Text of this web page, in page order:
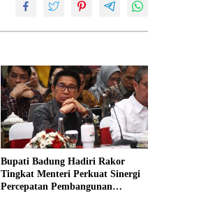
Bupati Badung Hadiri Rakor
Tingkat Menteri Perkuat Sinergi
Percepatan Pembangunan